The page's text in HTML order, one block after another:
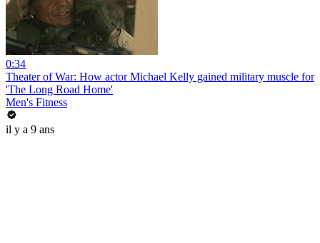
0:34
Theater of War: How actor Michael Kelly gained military muscle for
'The Long Road Home'
Men's Fitness
il y a 9 ans